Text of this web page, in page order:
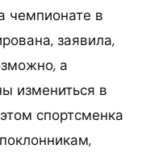
чемпионате в
заявила,
а
измениться в
спортсменка